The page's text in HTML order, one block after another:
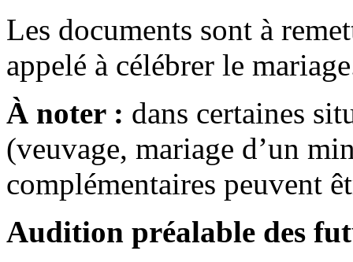
Les documents sont à
appelé à célébrer le
À noter : dans certaines
(veuvage, mariage d’un
complémentaires peuvent
Audition préalable des